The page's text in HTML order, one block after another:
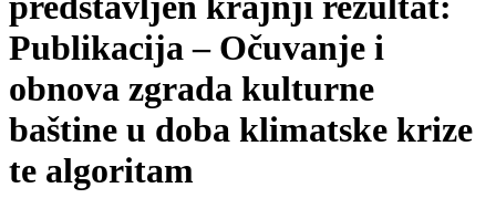
Publikacija – Očuvanje i
obnova zgrada kulturne
baštine u doba klimatske krize
te algoritam